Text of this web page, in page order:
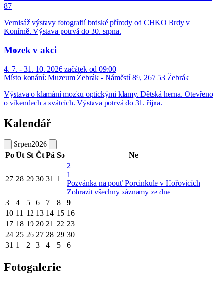
87
Vernisáž výstavy fotografií brdské přírody od CHKO Brdy v
Konírně. Výstava potrvá do 30. srpna.
Mozek v akci
4. 7. - 31. 10. 2026 začátek od 09:00
Místo konání: Muzeum Žebrák - Náměstí 89, 267 53 Žebrák
Výstava o klamání mozku optickými klamy. Dětská herna. Otevřeno
o víkendech a svátcích. Výstava potrvá do 31. října.
Kalendář
Srpen2026
Po Út St Čt Pá So Ne
27 28 29 30 31 1
2
1
Pozvánka na pouť Porcinkule v Hořovicích
Zobrazit všechny záznamy ze dne
3
4 5 6 7 8
9
10 11 12 13 14 15 16
17 18 19 20 21 22 23
24 25 26 27 28 29 30
31 1 2 3 4 5 6
Fotogalerie